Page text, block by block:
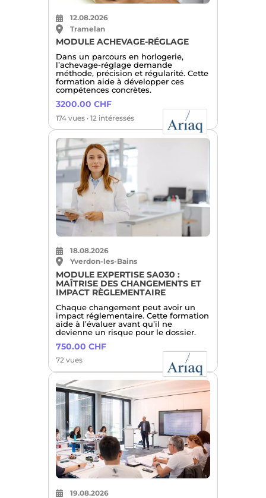
12.08.2026
Tramelan
MODULE ACHEVAGE-RÉGLAGE
Dans un parcours en horlogerie,
l’achevage-réglage demande
méthode, précision et régularité. Cette
formation aide à développer ces
compétences concrètes.
3200.00 CHF
174 vues · 12 intéressés
18.08.2026
Yverdon-les-Bains
MODULE EXPERTISE SA030 :
MAÎTRISE DES CHANGEMENTS ET
IMPACT RÈGLEMENTAIRE
Chaque changement peut avoir un
impact réglementaire. Cette formation
aide à l’évaluer avant qu’il ne
devienne un risque pour le dossier.
750.00 CHF
72 vues
19.08.2026